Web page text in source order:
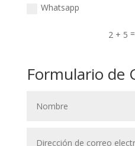
Whatsapp
2 + 5 =
Formulario de